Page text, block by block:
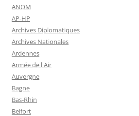
ANOM
AP-HP
Archives Diplomatiques
Archives Nationales
Ardennes
Armée de l'Air
Auvergne
Bagne
Bas-Rhin
Belfort